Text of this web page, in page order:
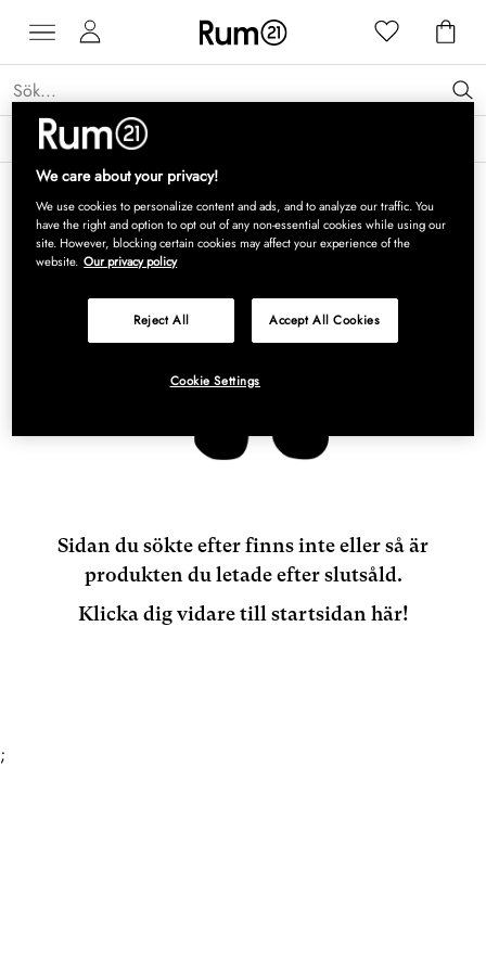
Få 15 % rabatt på Grythyttan Stålmöbler* →
Sidan du sökte efter finns inte eller så är
produkten du letade efter slutsåld.
Klicka dig vidare till startsidan här!
;
We care about your privacy!
We use cookies to personalize content and ads, and to analyze our traffic. You
have the right and option to opt out of any non-essential cookies while using our
site. However, blocking certain cookies may affect your experience of the
website. Our privacy policy
Reject All Accept All Cookies
Cookie Settings